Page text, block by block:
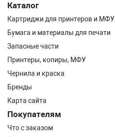
Каталог
Картриджи для принтеров и МФУ
Бумага и материалы для печати
Запасные части
Принтеры, копиры, МФУ
Чернила и краска
Бренды
Карта сайта
Покупателям
Что с заказом